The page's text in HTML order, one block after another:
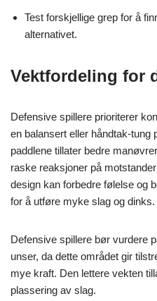
Test forskjellige grep for å
alternativet.
Vektfordeling for
Defensive spillere prioriterer
en balansert eller håndtak-tung
paddlene tillater bedre
raske reaksjoner på
design kan forbedre følelse og
for å utføre myke slag og dinks.
Defensive spillere bør vurdere
unser, da dette området gir
mye kraft. Den lettere vekten
plassering av slag.